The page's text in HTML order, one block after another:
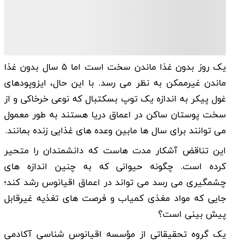
یک روز بدون غذا ماندن سخت است اما ۵ سال بدون غذا
ماندن غیرممکن به نظر می رسد. با این حال، ایزوپودهای
غول پیکر به اندازه یک توپ بسکتبال که نوعی خرخاکی و از
سخت پوستان ساکن در اعماق دریا هستند به طور معمول
می توانند برای سال ها مابین وعده های غذایی زنده بمانند.
این تناقض آشکار مدت هاست که دانشمندان را متحیر
کرده است. چگونه حیوانی که به چنین اندازه های
چشمگیری می رسد می تواند در اعماق اقیانوس رشد کند؛
جایی که مواد مغذی کمیاب و فرصت های تغذیه غیرقابل
پیش بینی است؟
یک گروه تحقیقاتی از مؤسسه اقیانوس شناسی آکادمی